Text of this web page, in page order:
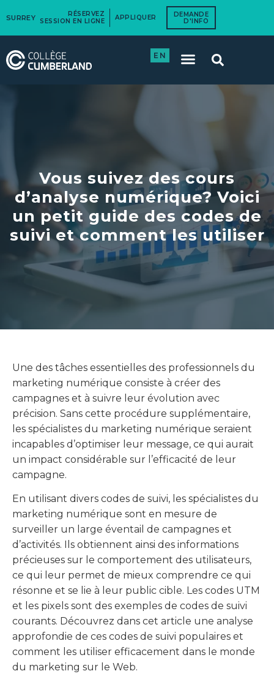
SURREY
RÉSERVEZ
SESSION EN LIGNE
APPLIQUER
DEMANDE
D'INFO
EN
Vous suivez des cours
d’analyse numérique? Voici
un petit guide des codes de
suivi et comment les utiliser
Une des tâches essentielles des professionnels du
marketing numérique consiste à créer des
campagnes et à suivre leur évolution avec
précision. Sans cette procédure supplémentaire,
les spécialistes du marketing numérique seraient
incapables d’optimiser leur message, ce qui aurait
un impact considérable sur l’efficacité de leur
campagne.
En utilisant divers codes de suivi, les spécialistes du
marketing numérique sont en mesure de
surveiller un large éventail de campagnes et
d’activités. Ils obtiennent ainsi des informations
précieuses sur le comportement des utilisateurs,
ce qui leur permet de mieux comprendre ce qui
résonne et se lie à leur public cible. Les codes UTM
et les pixels sont des exemples de codes de suivi
courants. Découvrez dans cet article une analyse
approfondie de ces codes de suivi populaires et
comment les utiliser efficacement dans le monde
du marketing sur le Web.